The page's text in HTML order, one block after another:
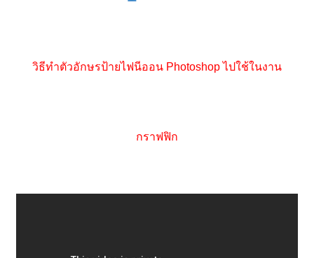
วิธีทำตัวอักษรป้ายไฟนีออน Photoshop ไปใช้ในงาน
กราฟฟิก